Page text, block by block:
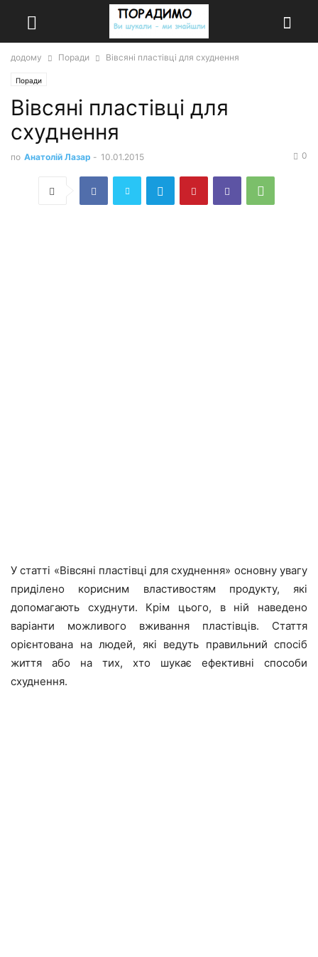
додому Поради Вівсяні пластівці для схуднення
Поради
Вівсяні пластівці для
схуднення
по Анатолій Лазар - 10.01.2015 0
У статті «Вівсяні пластівці для схуднення» основну увагу
приділено корисним властивостям продукту, які
допомагають схуднути. Крім цього, в ній наведено
варіанти можливого вживання пластівців. Стаття
орієнтована на людей, які ведуть правильний спосіб
життя або на тих, хто шукає ефективні способи
схуднення.